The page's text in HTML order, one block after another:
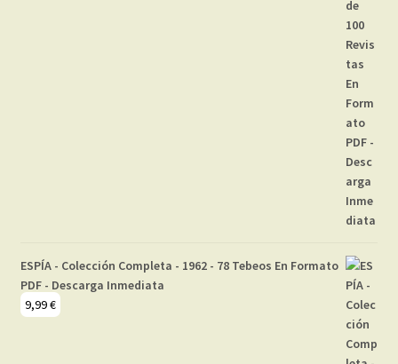
ESPÍA - Colección Completa - 1962 - 78 Tebeos En Formato
PDF - Descarga Inmediata
9,99€